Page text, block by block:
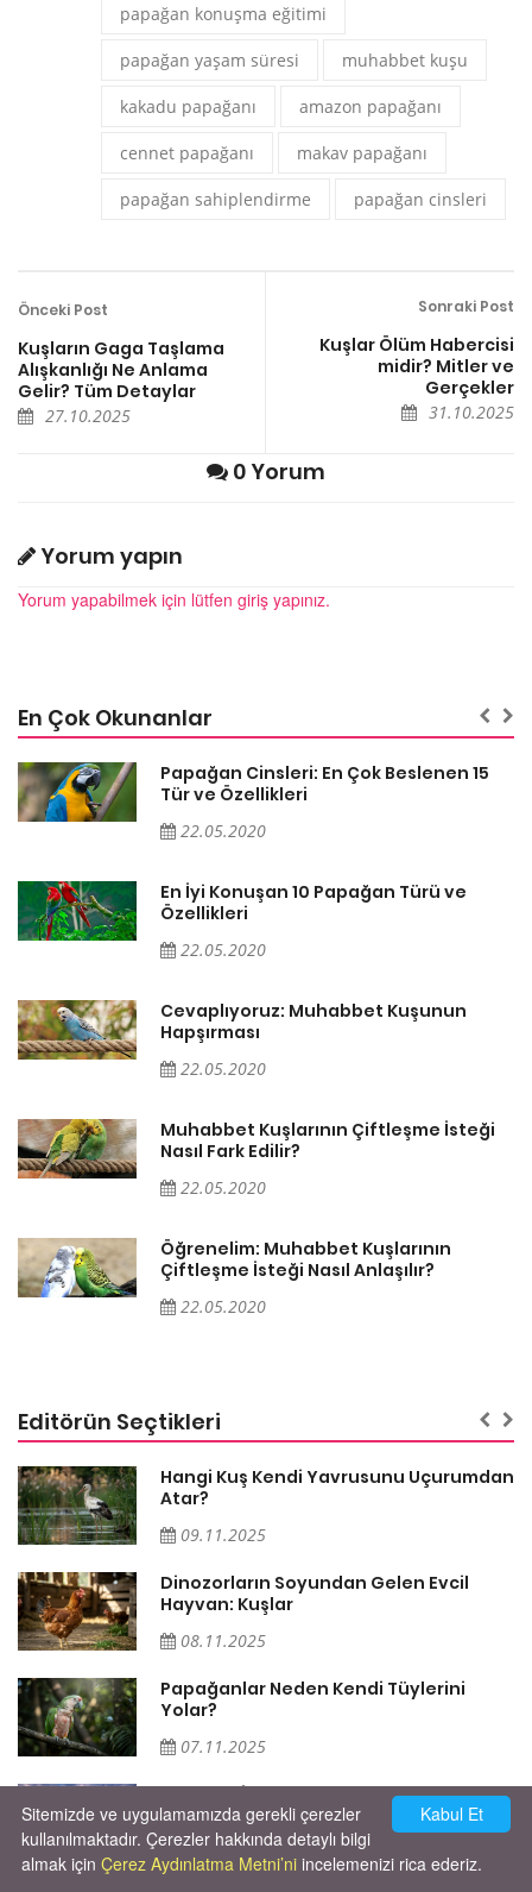
papağan konuşma eğitimi
papağan yaşam süresi muhabbet kuşu
kakadu papağanı amazon papağanı
cennet papağanı makav papağanı
papağan sahiplendirme papağan cinsleri
Önceki Post
Kuşların Gaga Taşlama
Alışkanlığı Ne Anlama
Gelir? Tüm Detaylar
27.10.2025
Sonraki Post
Kuşlar Ölüm Habercisi
midir? Mitler ve
Gerçekler
31.10.2025
0 Yorum
Yorum yapın
Yorum yapabilmek için lütfen giriş yapınız.
En Çok Okunanlar
Papağan Cinsleri: En Çok Beslenen 15
Tür ve Özellikleri
22.05.2020
En İyi Konuşan 10 Papağan Türü ve
Özellikleri
22.05.2020
Cevaplıyoruz: Muhabbet Kuşunun
Hapşırması
22.05.2020
Muhabbet Kuşlarının Çiftleşme İsteği
Nasıl Fark Edilir?
22.05.2020
Öğrenelim: Muhabbet Kuşlarının
Çiftleşme İsteği Nasıl Anlaşılır?
22.05.2020
Editörün Seçtikleri
Hangi Kuş Kendi Yavrusunu Uçurumdan
Atar?
09.11.2025
Dinozorların Soyundan Gelen Evcil
Hayvan: Kuşlar
08.11.2025
Papağanlar Neden Kendi Tüylerini
Yolar?
07.11.2025
Kargalar İntikam Alır mı? Korkunç
Vakalar
31.10.2025
Kabul Et
Sitemizde ve uygulamamızda gerekli çerezler
kullanılmaktadır. Çerezler hakkında detaylı bilgi
almak için Çerez Aydınlatma Metni’ni incelemenizi rica ederiz.